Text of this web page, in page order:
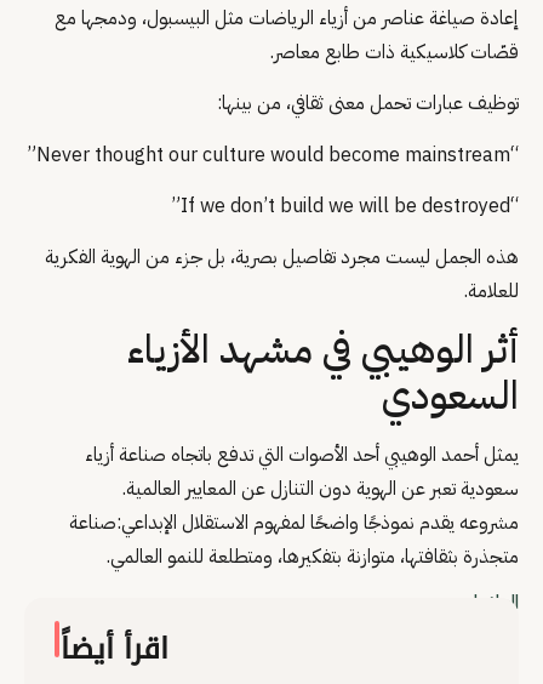
إعادة صياغة عناصر من أزياء الرياضات مثل البيسبول، ودمجها مع
قصّات كلاسيكية ذات طابع معاصر.
توظيف عبارات تحمل معنى ثقافي، من بينها:
“Never thought our culture would become mainstream”
“If we don’t build we will be destroyed”
هذه الجمل ليست مجرد تفاصيل بصرية، بل جزء من الهوية الفكرية
للعلامة.
أثر الوهيبي في مشهد الأزياء
السعودي
يمثل أحمد الوهيبي أحد الأصوات التي تدفع باتجاه صناعة أزياء
سعودية تعبر عن الهوية دون التنازل عن المعايير العالمية.
مشروعه يقدم نموذجًا واضحًا لمفهوم الاستقلال الإبداعي:صناعة
متجذرة بثقافتها، متوازنة بتفكيرها، ومتطلعة للنمو العالمي.
العلامات
اقرأ أيضاً